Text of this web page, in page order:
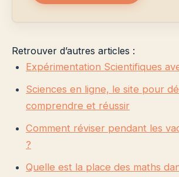
Retrouver d’autres articles :
Expérimentation Scientifiques
Sciences en ligne, le site pour
comprendre et réussir
Comment réviser pendant les
?
Quelle est la place des maths